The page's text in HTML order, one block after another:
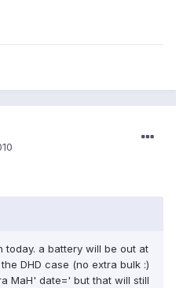
today. a battery will be out at
DHD case (no extra bulk :)
MaH' date=' but that will still